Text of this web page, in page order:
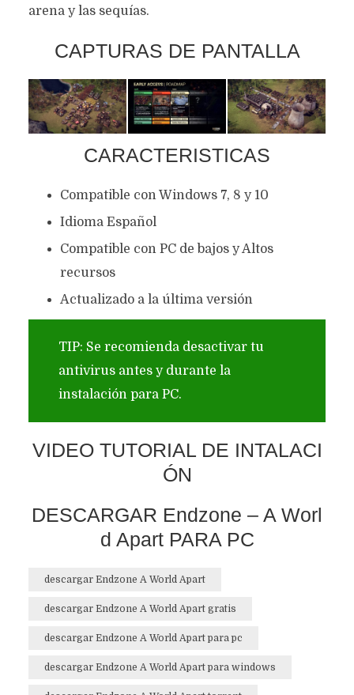
arena y las sequías.
CAPTURAS DE PANTALLA
CARACTERISTICAS
Compatible con Windows 7, 8 y 10
Idioma Español
Compatible con PC de bajos y Altos
recursos
Actualizado a la última versión
TIP: Se recomienda desactivar tu
antivirus antes y durante la
instalación para PC.
VIDEO TUTORIAL DE INTALACI
ÓN
DESCARGAR Endzone – A Worl
d Apart PARA PC
descargar Endzone A World Apart
descargar Endzone A World Apart gratis
descargar Endzone A World Apart para pc
descargar Endzone A World Apart para windows